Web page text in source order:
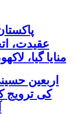
عقیدت،
منایا گیا،
کی ترویج